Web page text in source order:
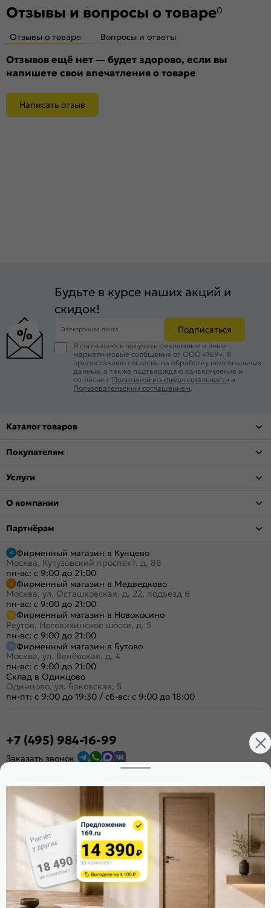
Отзывы и вопросы о товаре0
Отзывы о товаре Вопросы и ответы
Отзывов ещё нет — будет здорово, если вы
напишете свои впечатления о товаре
Написать отзыв
Будьте в курсе наших акций и
скидок!
Электронная почта Подписаться
Я соглашаюсь получать рекламные и иные
маркетинговые сообщения от ООО «169». Я
предоставляю согласие на обработку персональных
данных, а также подтверждаю ознакомление и
согласие с Политикой конфиденциальности и
Пользовательским соглашением.
Каталог товаров
Покупателям
Услуги
О компании
Партнёрам
Фирменный магазин в Кунцево
Москва, Кутузовский проспект, д. 88
пн-вс: с 9:00 до 21:00
Фирменный магазин в Медведково
Москва, ул. Осташковская, д. 22, подъезд 6
пн-вс: с 9:00 до 21:00
Фирменный магазин в Новокосино
Реутов, Носовихинское шоссе, д. 5
пн-вс: с 9:00 до 21:00
Фирменный магазин в Бутово
Москва, ул. Венёвская, д. 4
пн-вс: с 9:00 до 21:00
Склад в Одинцово
Одинцово, ул. Баковская, 5
пн-пт: с 9:00 до 19:30 / сб-вс: с 9:00 до 18:00
+7 (495) 984-16-99
Заказать звонок
Расскажите о нас
Поделиться
Оцените магазин
ИКС 1340
© 2010—2026 Склад Дверей 169.RU